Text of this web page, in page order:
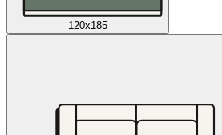
120x185